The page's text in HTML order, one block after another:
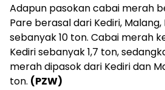
Adapun pasokan cabai merah
Pare berasal dari Kediri,
sebanyak 10 ton. Cabai merah
Kediri sebanyak 1,7 ton,
merah dipasok dari Kediri dan
ton. (PZW)